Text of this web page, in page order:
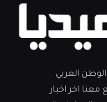
العربي
والعالم، تأسست عام 2002. تابع معنا اخر اخبار